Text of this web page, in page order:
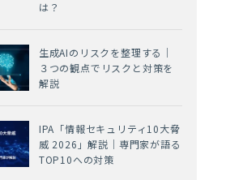
は？
生成AIのリスクを整理する｜
３つの観点でリスクと対策を
解説
IPA「情報セキュリティ10大脅
威 2026」解説｜専門家が語る
TOP10への対策